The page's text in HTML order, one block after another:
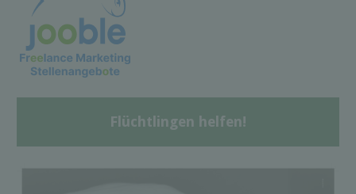
Flüchtlingen helfen!